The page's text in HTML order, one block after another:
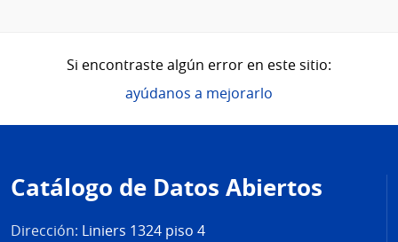
Si encontraste algún error en este sitio:
ayúdanos a mejorarlo
de
página
Catálogo de Datos Abiertos
Dirección: Liniers 1324 piso 4